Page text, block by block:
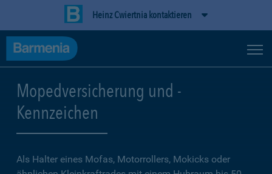
Heinz Cwiertnia kontaktieren
Mopedversicherung und -
Kennzeichen
Als Halter eines Mofas, Motorrollers, Mokicks oder